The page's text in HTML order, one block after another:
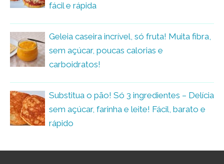
fácil e rápida
Geleia caseira incrível, só fruta! Muita fibra,
sem açúcar, poucas calorias e
carboidratos!
Substitua o pão! Só 3 ingredientes – Delícia
sem açúcar, farinha e leite! Fácil, barato e
rápido